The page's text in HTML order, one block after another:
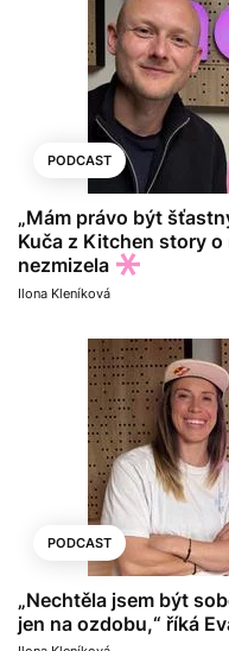
PODCAST
„Mám právo být
Kuča z Kitchen story
nezmizela
Ilona Kleníková
PODCAST
„Nechtěla jsem být
jen na ozdobu,“ říká